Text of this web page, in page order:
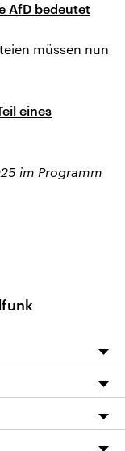
AfD bedeutet
müssen nun
eines
im Programm